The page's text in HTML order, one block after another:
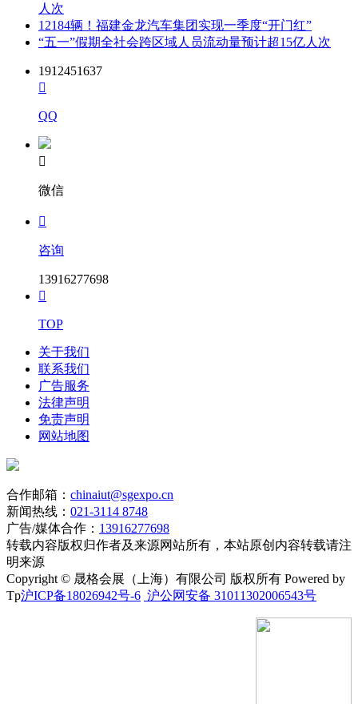
人次
12184辆！福建金龙汽车集团实现一季度“开门红”
“五一”假期全社会跨区域人员流动量预计超15亿人次
1912451637

QQ

微信

咨询
13916277698

TOP
关于我们
联系我们
广告服务
法律声明
免责声明
网站地图
合作邮箱： chinaiut@sgexpo.cn
新闻热线： 021-3114 8748
广告/媒体合作： 13916277698
转载内容版权归作者及来源网站所有，本站原创内容转载请注
明来源
Copyright © 晟格会展（上海）有限公司 版权所有 Powered by
Tp沪ICP备18026942号-6 沪公网安备 31011302006543号